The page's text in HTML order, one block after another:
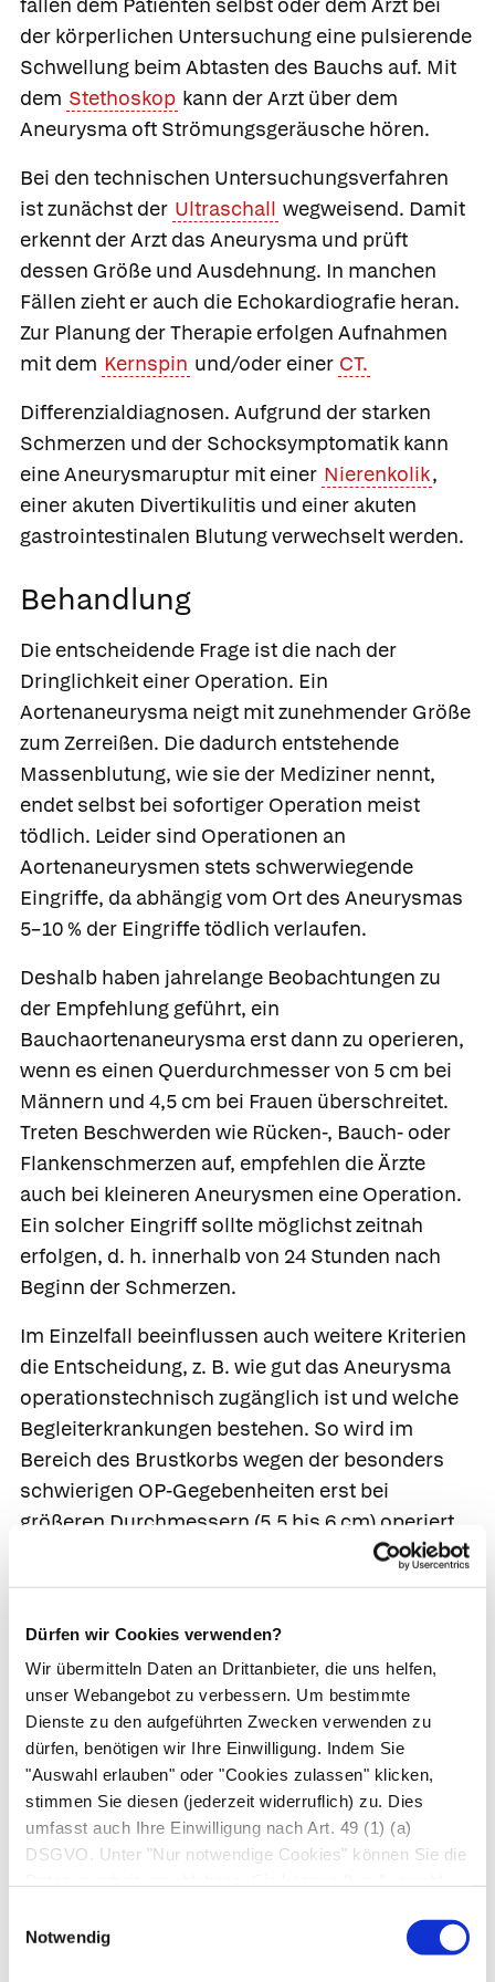
Dürfen wir Cookies verwenden?
Wir übermitteln Daten an Drittanbieter, die uns helfen,
unser Webangebot zu verbessern. Um bestimmte
Dienste zu den aufgeführten Zwecken verwenden zu
dürfen, benötigen wir Ihre Einwilligung. Indem Sie
"Auswahl erlauben" oder "Cookies zulassen" klicken,
stimmen Sie diesen (jederzeit widerruflich) zu. Dies
umfasst auch Ihre Einwilligung nach Art. 49 (1) (a)
DSGVO. Unter "Nur notwendige Cookies" können Sie die
Notwendig
der körperlichen Untersuchung eine pulsierende
Schwellung beim Abtasten des Bauchs auf. Mit
dem Stethoskop kann der Arzt über dem
Aneurysma oft Strömungsgeräusche hören.
Bei den technischen Untersuchungsverfahren
ist zunächst der Ultraschall wegweisend. Damit
erkennt der Arzt das Aneurysma und prüft
dessen Größe und Ausdehnung. In manchen
Fällen zieht er auch die Echokardiografie heran.
Zur Planung der Therapie erfolgen Aufnahmen
mit dem Kernspin und/oder einer CT.
Differenzialdiagnosen. Aufgrund der starken
Schmerzen und der Schocksymptomatik kann
eine Aneurysmaruptur mit einer Nierenkolik,
einer akuten Divertikulitis und einer akuten
gastrointestinalen Blutung verwechselt werden.
Behandlung
Die entscheidende Frage ist die nach der
Dringlichkeit einer Operation. Ein
Aortenaneurysma neigt mit zunehmender Größe
zum Zerreißen. Die dadurch entstehende
Massenblutung, wie sie der Mediziner nennt,
endet selbst bei sofortiger Operation meist
tödlich. Leider sind Operationen an
Aortenaneurysmen stets schwerwiegende
Eingriffe, da abhängig vom Ort des Aneurysmas
5–10 % der Eingriffe tödlich verlaufen.
Deshalb haben jahrelange Beobachtungen zu
der Empfehlung geführt, ein
Bauchaortenaneurysma erst dann zu operieren,
wenn es einen Querdurchmesser von 5 cm bei
Männern und 4,5 cm bei Frauen überschreitet.
Treten Beschwerden wie Rücken-, Bauch- oder
Flankenschmerzen auf, empfehlen die Ärzte
auch bei kleineren Aneurysmen eine Operation.
Ein solcher Eingriff sollte möglichst zeitnah
erfolgen, d. h. innerhalb von 24 Stunden nach
Beginn der Schmerzen.
Im Einzelfall beeinflussen auch weitere Kriterien
die Entscheidung, z. B. wie gut das Aneurysma
operationstechnisch zugänglich ist und welche
Begleiterkrankungen bestehen. So wird im
Bereich des Brustkorbs wegen der besonders
schwierigen OP-Gegebenheiten erst bei
größeren Durchmessern (5,5 bis 6 cm) operiert.
Bei der Operation ersetzt ein Gefäßchirurg die
die Bauchaorta gibt es darüber hinaus noch die
Möglichkeit, eine Stentprothese über einen
Katheter einzubringen und im Aneurysma als
"Rohr im Rohr" zu platzieren.